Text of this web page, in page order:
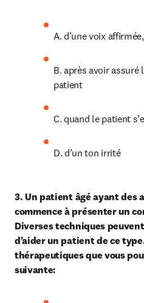
A. d’une voix
B. après avoir
patient
C. quand le patient
D. d’un ton irrité
3. Un patient âgé ayant des
commence à présenter un
Diverses techniques
d’aider un patient de ce
thérapeutiques que vous
suivante: